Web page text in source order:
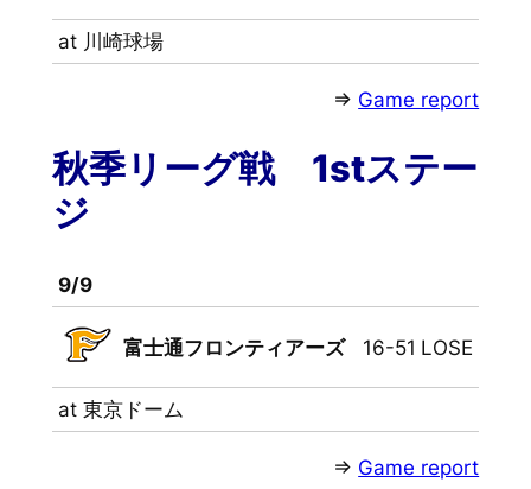
at 川崎球場
⇒ Game report
秋季リーグ戦 1stステー
ジ
9/9
富士通フロンティアーズ 16-51 LOSE
at 東京ドーム
⇒ Game report